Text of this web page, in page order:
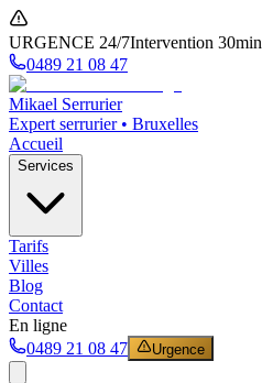
URGENCE 24/7Intervention 30min
0489 21 08 47
Mikael Serrurier
Expert serrurier • Bruxelles
Accueil
Services
Tarifs
Villes
Blog
Contact
En ligne
0489 21 08 47
Urgence